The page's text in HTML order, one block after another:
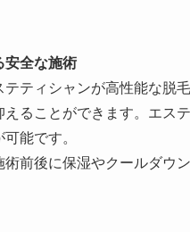
安全な施術
ティシャンが高性能な脱
ることができます。エス
能です。
術前後に保湿やクールダウ